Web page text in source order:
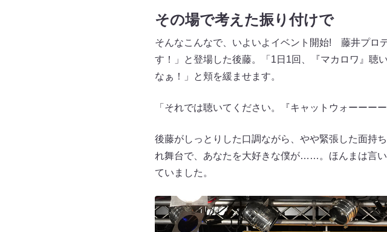
その場で考えた振り付けで
そんなこんなで、いよいよイベント開始! 藤井プロ
す！」と登場した後藤。「1日1回、『マカロワ』聴
なぁ！」と頬を緩ませます。
「それでは聴いてください。『キャットウォーー
後藤がしっとりした口調ながら、やや緊張した面持
れ舞台で、あなたを大好きな僕が……。ほんまは言
ていました。